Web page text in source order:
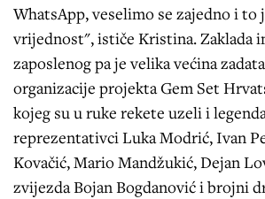
WhatsApp, veselimo se zajedno i to
vrijednost", ističe Kristina. Zaklada
zaposlenog pa je velika većina
organizacije projekta Gem Set
kojeg su u ruke rekete uzeli i
reprezentativci Luka Modrić, Ivan
Kovačić, Mario Mandžukić, Dejan
zvijezda Bojan Bogdanović i brojni